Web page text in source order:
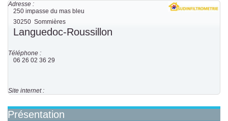
Adresse :
250 impasse du mas bleu
30250 Sommières
Languedoc-Roussillon
Téléphone :
06 26 02 36 29
Site internet :
Présentation